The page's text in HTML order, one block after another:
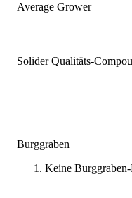
Average Grower
Solider Qualitäts-
Burggraben
Keine